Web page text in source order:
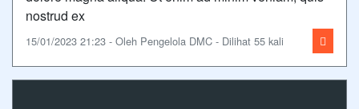
nostrud ex
15/01/2023 21:23 - Oleh Pengelola DMC - Dilihat 55 kali